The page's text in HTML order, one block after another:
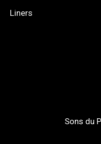
Liners
Sons du